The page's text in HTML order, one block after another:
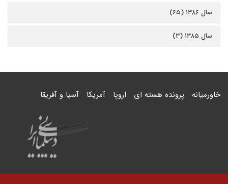
سال ۱۳۸۶ (۶۵)
سال ۱۳۸۵ (۳)
خاورمیانه پرونده هسته ای اروپا آمریکا آسیا و آفریقا